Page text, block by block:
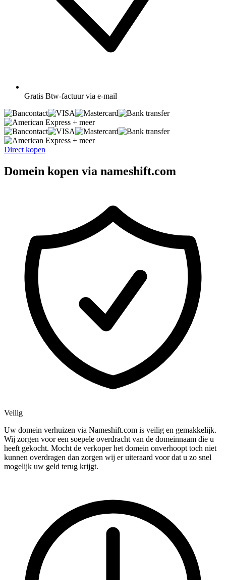
Gratis Btw-factuur via e-mail
+ meer
+ meer
Direct kopen
Domein kopen via nameshift.com
Veilig
Uw domein verhuizen via Nameshift.com is veilig en gemakkelijk.
Wij zorgen voor een soepele overdracht van de domeinnaam die u
heeft gekocht. Mocht de verkoper het domein onverhoopt toch niet
kunnen overdragen dan zorgen wij er uiteraard voor dat u zo snel
mogelijk uw geld terug krijgt.